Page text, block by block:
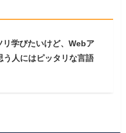
学びたいけど、Webア
う人にはピッタリな言語